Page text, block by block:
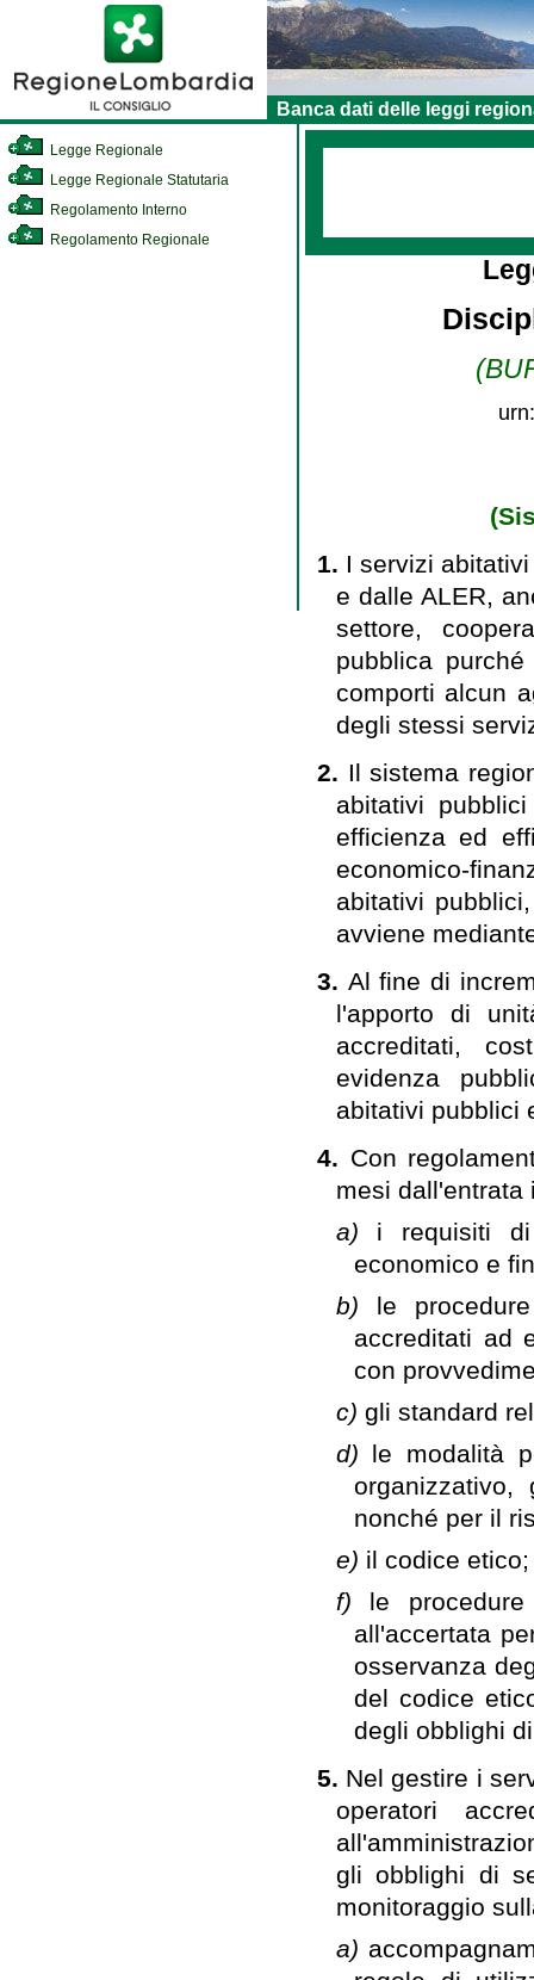
Banca dati delle leggi
Legge Regionale
Legge Regionale Statutaria
Regolamento Interno
Regolamento Regionale
1. I servizi
e dalle ALER,
settore,
pubblica
comporti alcun
degli stessi
2. Il sistema
abitativi
efficienza ed
economico-
abitativi
avviene
3. Al fine di
l'apporto di
accreditati,
evidenza
abitativi pubblici
4. Con
mesi dall'entrata
a) i requisiti di
economico e
b) le
accreditati ad
con
c) gli standard
d) le modalità
organizzativo,
nonché per il
e) il codice etico;
f) le
all'accertata
osservanza
del codice
degli obblighi
5. Nel gestire i
operatori
gli obblighi di
monitoraggio
a)